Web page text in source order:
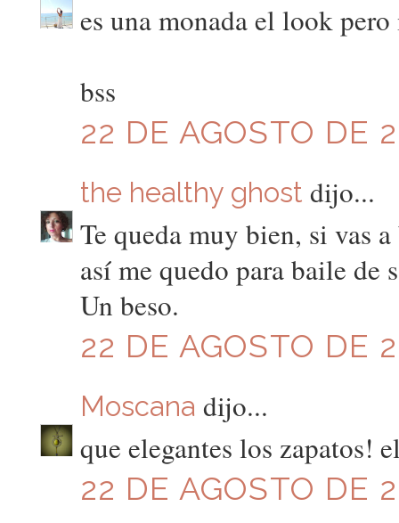
es una monada el look
bss
22 DE AGOSTO DE
the healthy ghost dijo...
Te queda muy bien, si vas
así me quedo para baile de
Un beso.
22 DE AGOSTO DE
Moscana dijo...
que elegantes los zapatos!
22 DE AGOSTO DE